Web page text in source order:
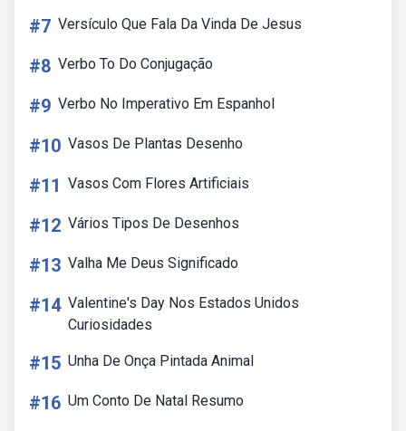
#7 Versículo Que Fala Da Vinda De Jesus
#8 Verbo To Do Conjugação
#9 Verbo No Imperativo Em Espanhol
#10 Vasos De Plantas Desenho
#11 Vasos Com Flores Artificiais
#12 Vários Tipos De Desenhos
#13 Valha Me Deus Significado
#14 Valentine's Day Nos Estados Unidos
Curiosidades
#15 Unha De Onça Pintada Animal
#16 Um Conto De Natal Resumo